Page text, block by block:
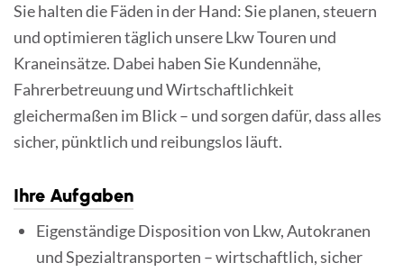
Sie halten die Fäden in der Hand: Sie planen, steuern
und optimieren täglich unsere Lkw Touren und
Kraneinsätze. Dabei haben Sie Kundennähe,
Fahrerbetreuung und Wirtschaftlichkeit
gleichermaßen im Blick – und sorgen dafür, dass alles
sicher, pünktlich und reibungslos läuft.
Ihre Aufgaben
Eigenständige Disposition von Lkw, Autokranen
und Spezialtransporten – wirtschaftlich, sicher